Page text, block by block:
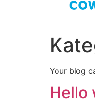
Your blog
Hello